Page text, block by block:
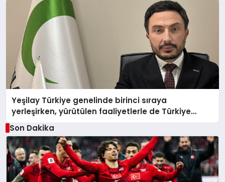
Yeşilay Türkiye genelinde birinci sıraya
yerleşirken, yürütülen faaliyetlerle de Türkiye
üçüncüsü oldu.
Son Dakika